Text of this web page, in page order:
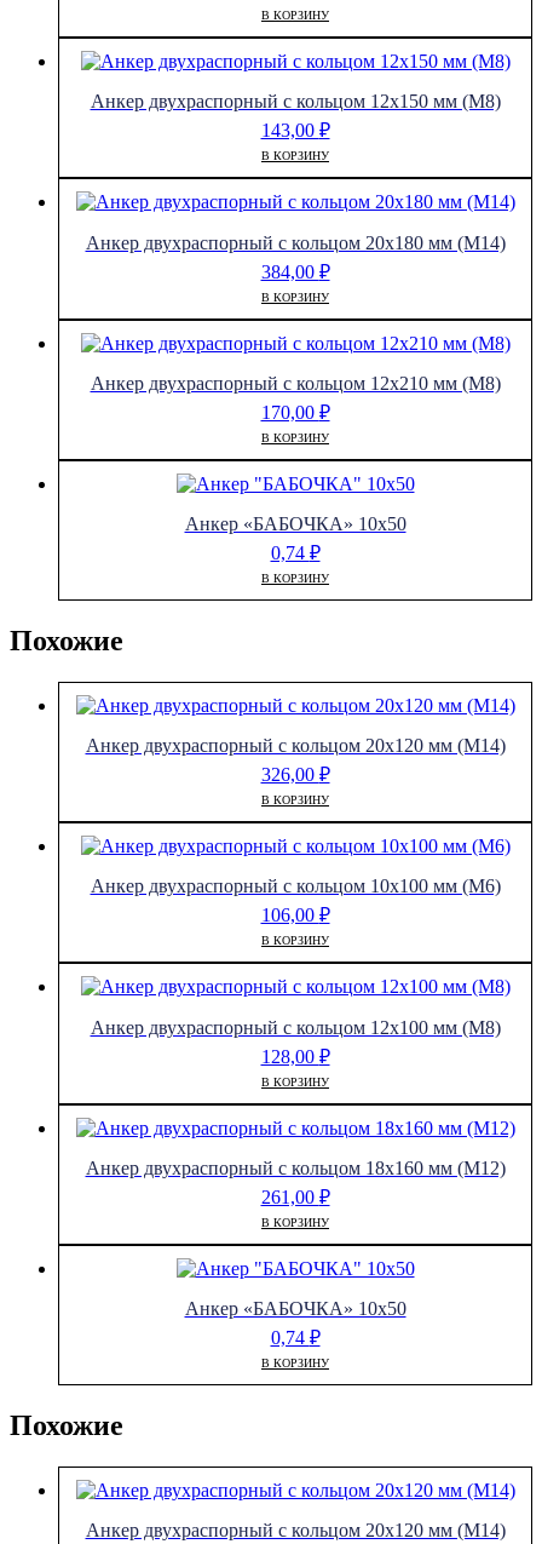
В КОРЗИНУ
Анкер двухраспорный с кольцом 12х150 мм (М8)
143,00 ₽
В КОРЗИНУ
Анкер двухраспорный с кольцом 20х180 мм (М14)
384,00 ₽
В КОРЗИНУ
Анкер двухраспорный с кольцом 12х210 мм (М8)
170,00 ₽
В КОРЗИНУ
Анкер «БАБОЧКА» 10х50
0,74 ₽
В КОРЗИНУ
Похожие
Анкер двухраспорный с кольцом 20х120 мм (М14)
326,00 ₽
В КОРЗИНУ
Анкер двухраспорный с кольцом 10х100 мм (М6)
106,00 ₽
В КОРЗИНУ
Анкер двухраспорный с кольцом 12х100 мм (М8)
128,00 ₽
В КОРЗИНУ
Анкер двухраспорный с кольцом 18х160 мм (М12)
261,00 ₽
В КОРЗИНУ
Анкер «БАБОЧКА» 10х50
0,74 ₽
В КОРЗИНУ
Похожие
Анкер двухраспорный с кольцом 20х120 мм (М14)